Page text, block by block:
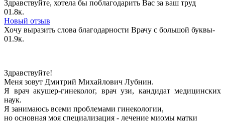
Здравствуйте, хотела бы поблагодарить Вас за ваш труд
01.8к.
Новый отзыв
Хочу выразить слова благодарности Врачу с большой буквы-
01.9к.
Здравствуйте!
Меня зовут Дмитрий Михайлович Лубнин.
Я врач акушер-гинеколог, врач узи, кандидат медицинских
наук.
Я занимаюсь всеми проблемами гинекологии,
но основная моя специализация - лечение миомы матки